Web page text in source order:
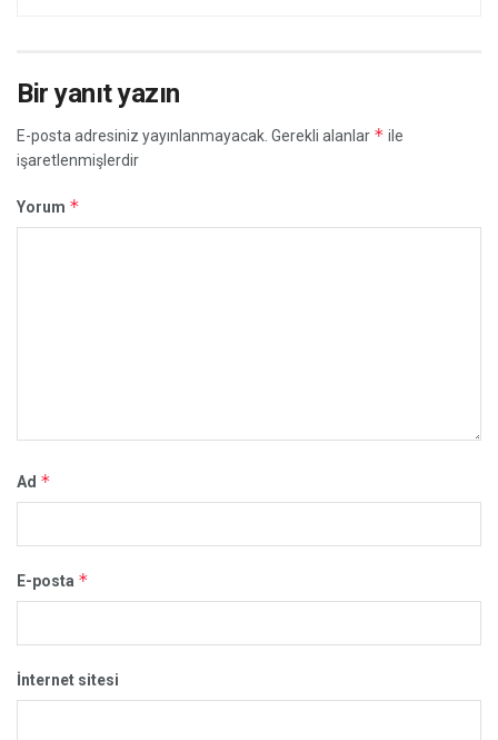
Bir yanıt yazın
E-posta adresiniz yayınlanmayacak. Gerekli alanlar * ile
işaretlenmişlerdir
Yorum *
Ad *
E-posta *
İnternet sitesi